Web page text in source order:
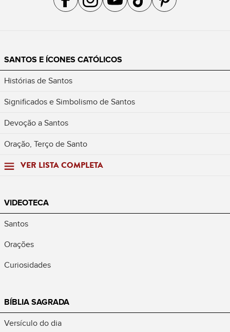
SANTOS E ÍCONES CATÓLICOS
Histórias de Santos
Significados e Simbolismo de Santos
Devoção a Santos
Oração, Terço de Santo
VER LISTA COMPLETA
VIDEOTECA
Santos
Orações
Curiosidades
BÍBLIA SAGRADA
Versículo do dia